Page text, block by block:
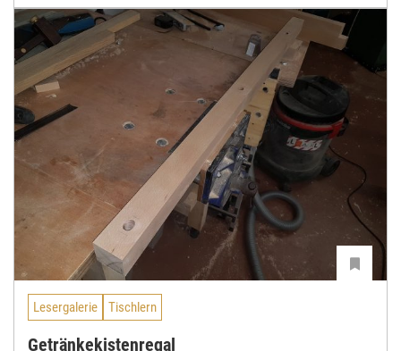
Lesergalerie Tischlern
Getränkekistenregal